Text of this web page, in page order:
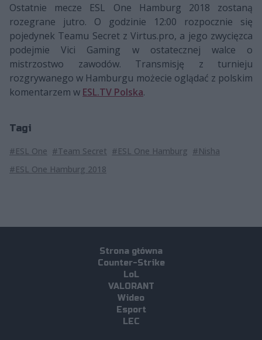
Ostatnie mecze ESL One Hamburg 2018 zostaną
rozegrane jutro. O godzinie 12:00 rozpocznie się
pojedynek Teamu Secret z Virtus.pro, a jego zwycięzca
podejmie Vici Gaming w ostatecznej walce o
mistrzostwo zawodów. Transmisję z turnieju
rozgrywanego w Hamburgu możecie oglądać z polskim
komentarzem w ESL.TV Polska.
Tagi
#ESL One #Team Secret #ESL One Hamburg #Nisha
#ESL One Hamburg 2018
Strona główna
Counter-Strike
LoL
VALORANT
Wideo
Esport
LEC